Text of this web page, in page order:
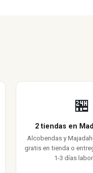
🏪
2 tiendas en
Alcobendas y
gratis en tienda o
1-3 días